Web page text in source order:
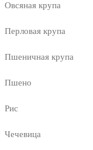
Овсяная крупа
Перловая крупа
Пшеничная крупа
Пшено
Рис
Чечевица